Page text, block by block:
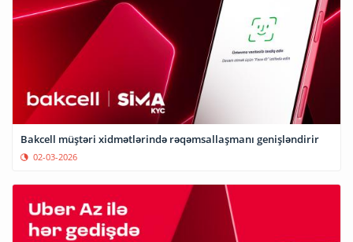
Bakcell müştəri xidmətlərində rəqəmsallaşmanı genişləndirir
02-03-2026